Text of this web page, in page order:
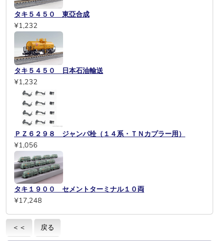
タキ５４５０ 東亞合成
¥1,232
タキ５４５０ 日本石油輸送
¥1,232
ＰＺ６２９８ ジャンパ栓（１４系・ＴＮカプラー用）
¥1,056
タキ１９００ セメントターミナル１０両
¥17,248
＜＜ 戻る